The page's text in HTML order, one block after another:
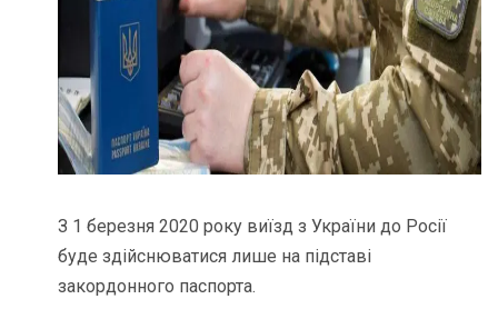
З 1 березня 2020 року виїзд з України до Росії
буде здійснюватися лише на підставі
закордонного паспорта.